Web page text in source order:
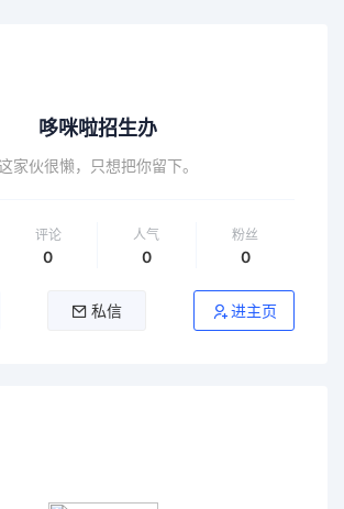
哆咪啦招生办
家伙很懒，只想把你留下。
评论
0
人气
0
粉丝
0
私信 进主页